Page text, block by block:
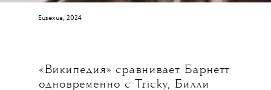
Eusexua, 2024
«Википедия» сравнивает Барнетт
одновременно с Tricky, Билли